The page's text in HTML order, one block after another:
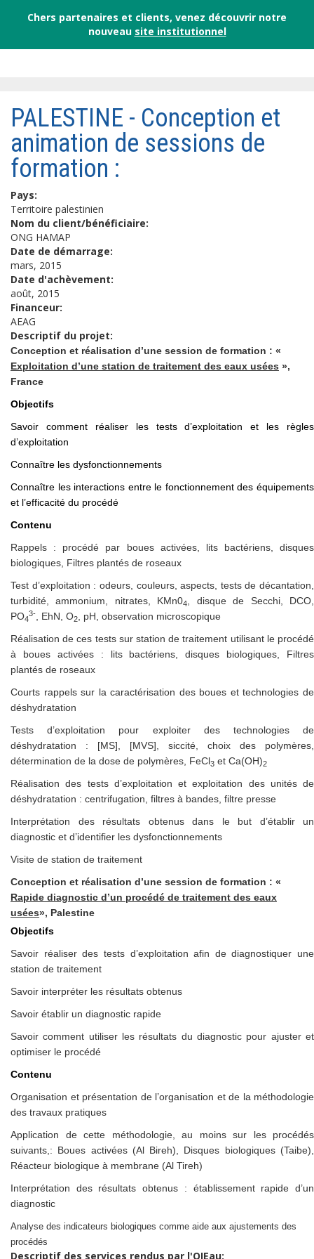
Chers partenaires et clients, venez découvrir notre
nouveau site institutionnel
PALESTINE - Conception et
animation de sessions de
formation :
Pays:
Territoire palestinien
Nom du client/bénéficiaire:
ONG HAMAP
Date de démarrage:
mars, 2015
Date d'achèvement:
août, 2015
Financeur:
AEAG
Descriptif du projet:
Conception et réalisation d’une session de formation : «
Exploitation d’une station de traitement des eaux usées »,
France
Objectifs
Savoir comment réaliser les tests d’exploitation et les règles
d’exploitation
Connaître les dysfonctionnements
Connaître les interactions entre le fonctionnement des équipements
et l’efficacité du procédé
Contenu
Rappels : procédé par boues activées, lits bactériens, disques
biologiques, Filtres plantés de roseaux
Test d’exploitation : odeurs, couleurs, aspects, tests de décantation,
turbidité, ammonium, nitrates, KMn04
, disque de Secchi, DCO,
PO4
3- , EhN, O2
, pH, observation microscopique
Réalisation de ces tests sur station de traitement utilisant le procédé
à boues activées : lits bactériens, disques biologiques, Filtres
plantés de roseaux
Courts rappels sur la caractérisation des boues et technologies de
déshydratation
Tests d’exploitation pour exploiter des technologies de
déshydratation : [MS], [MVS], siccité, choix des polymères,
détermination de la dose de polymères, FeCl3 et Ca(OH)2
Réalisation des tests d’exploitation et exploitation des unités de
déshydratation : centrifugation, filtres à bandes, filtre presse
Interprétation des résultats obtenus dans le but d’établir un
diagnostic et d’identifier les dysfonctionnements
Visite de station de traitement
Conception et réalisation d’une session de formation : «
Rapide diagnostic d’un procédé de traitement des eaux
usées», Palestine
Objectifs
Savoir réaliser des tests d’exploitation afin de diagnostiquer une
station de traitement
Savoir interpréter les résultats obtenus
Savoir établir un diagnostic rapide
Savoir comment utiliser les résultats du diagnostic pour ajuster et
optimiser le procédé
Contenu
Organisation et présentation de l’organisation et de la méthodologie
des travaux pratiques
Application de cette méthodologie, au moins sur les procédés
suivants,: Boues activées (Al Bireh), Disques biologiques (Taibe),
Réacteur biologique à membrane (Al Tireh)
Interprétation des résultats obtenus : établissement rapide d’un
diagnostic
Analyse des indicateurs biologiques comme aide aux ajustements des
procédés
Descriptif des services rendus par l'OIEau: